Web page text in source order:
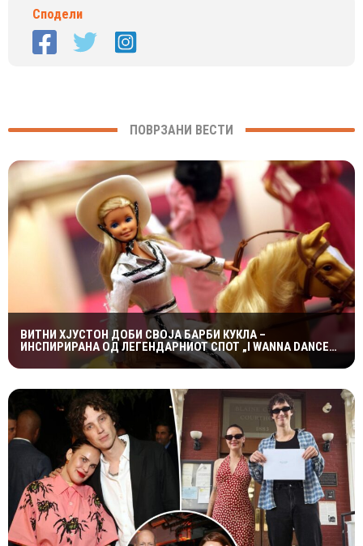
Сподели
ПОВРЗАНИ ВЕСТИ
ВИТНИ ХЈУСТОН ДОБИ СВОЈА БАРБИ КУКЛА –
ИНСПИРИРАНА ОД ЛЕГЕНДАРНИОТ СПОТ „I WANNA DANCE
WITH SOMEBODY“